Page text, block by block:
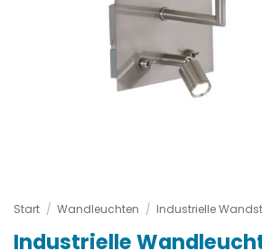
Start / Wandleuchten / Industrielle
Industrielle